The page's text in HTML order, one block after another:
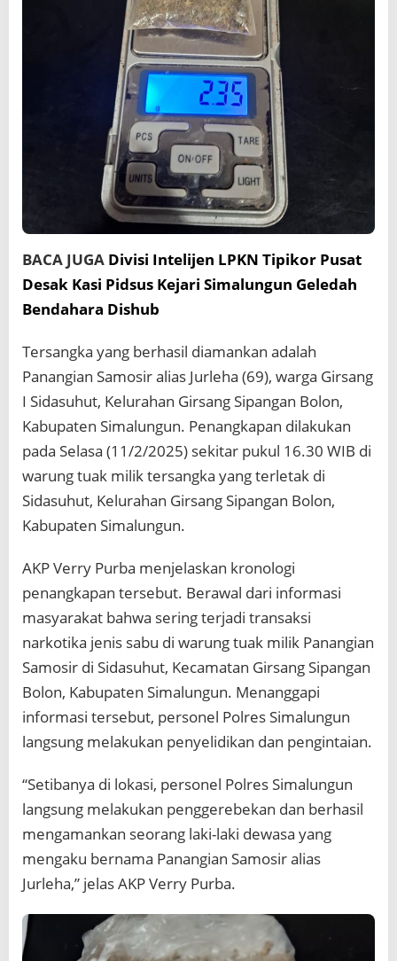
BACA JUGA Divisi Intelijen LPKN Tipikor Pusat
Desak Kasi Pidsus Kejari Simalungun Geledah
Bendahara Dishub
Tersangka yang berhasil diamankan adalah
Panangian Samosir alias Jurleha (69), warga Girsang
I Sidasuhut, Kelurahan Girsang Sipangan Bolon,
Kabupaten Simalungun. Penangkapan dilakukan
pada Selasa (11/2/2025) sekitar pukul 16.30 WIB di
warung tuak milik tersangka yang terletak di
Sidasuhut, Kelurahan Girsang Sipangan Bolon,
Kabupaten Simalungun.
AKP Verry Purba menjelaskan kronologi
penangkapan tersebut. Berawal dari informasi
masyarakat bahwa sering terjadi transaksi
narkotika jenis sabu di warung tuak milik Panangian
Samosir di Sidasuhut, Kecamatan Girsang Sipangan
Bolon, Kabupaten Simalungun. Menanggapi
informasi tersebut, personel Polres Simalungun
langsung melakukan penyelidikan dan pengintaian.
“Setibanya di lokasi, personel Polres Simalungun
langsung melakukan penggerebekan dan berhasil
mengamankan seorang laki-laki dewasa yang
mengaku bernama Panangian Samosir alias
Jurleha,” jelas AKP Verry Purba.